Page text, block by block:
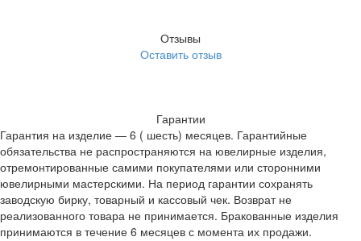
Отзывы
Оставить отзыв
Гарантии
Гарантия на изделие — 6 ( шесть) месяцев. Гарантийные
обязательства не распространяются на ювелирные изделия,
отремонтированные самими покупателями или сторонними
ювелирными мастерскими. На период гарантии сохранять
заводскую бирку, товарный и кассовый чек. Возврат не
реализованного товара не принимается. Бракованные изделия
принимаются в течение 6 месяцев с момента их продажи.